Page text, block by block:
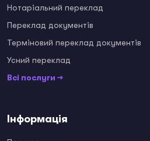
Нотаріальний переклад
Переклад документів
Терміновий переклад документів
Усний переклад
Всі послуги →
Інформація